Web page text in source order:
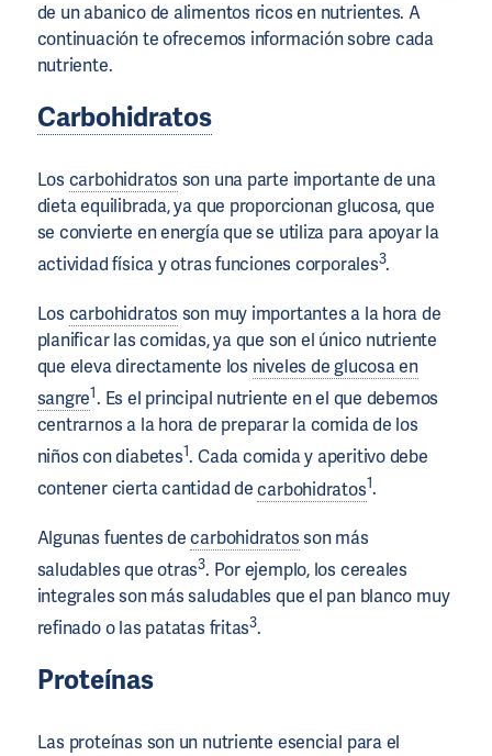
de un abanico de alimentos ricos en nutrientes. A
continuación te ofrecemos información sobre cada
nutriente.
Carbohidratos
Los carbohidratos son una parte importante de una
dieta equilibrada, ya que proporcionan glucosa, que
se convierte en energía que se utiliza para apoyar la
actividad física y otras funciones corporales3.
Los carbohidratos son muy importantes a la hora de
planificar las comidas, ya que son el único nutriente
que eleva directamente los niveles de glucosa en
sangre1. Es el principal nutriente en el que debemos
centrarnos a la hora de preparar la comida de los
niños con diabetes1. Cada comida y aperitivo debe
contener cierta cantidad decarbohidratos1.
Algunas fuentes decarbohidratosson más
saludables que otras3. Por ejemplo, los cereales
integrales son más saludables que el pan blanco muy
refinado o las patatas fritas3.
Proteínas
Las proteínas son un nutriente esencial para el